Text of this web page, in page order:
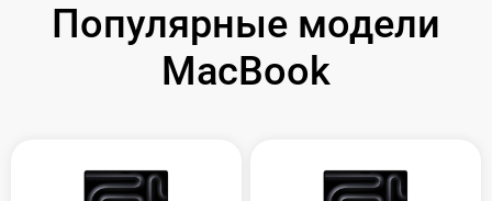
Популярные модели
MacBook